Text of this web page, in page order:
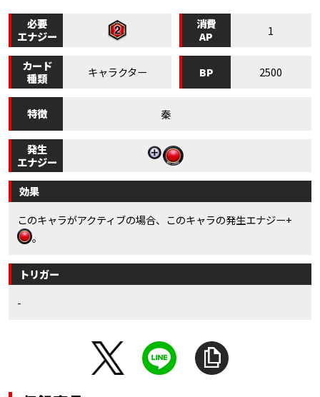
必要
エナジー
消費
AP
1
カード
種類
キャラクター BP 2500
特徴 秦
発生
エナジー
効果
このキャラがアクティブの場合、このキャラの発生エナジー+
。
トリガー
-